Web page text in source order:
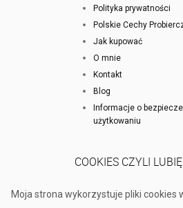
Polityka prywatności
Polskie Cechy
Jak kupować
O mnie
Kontakt
Blog
Informacje o
użytkowaniu
COOKIES CZYLI
Moja strona wykorzystuje pliki cookies